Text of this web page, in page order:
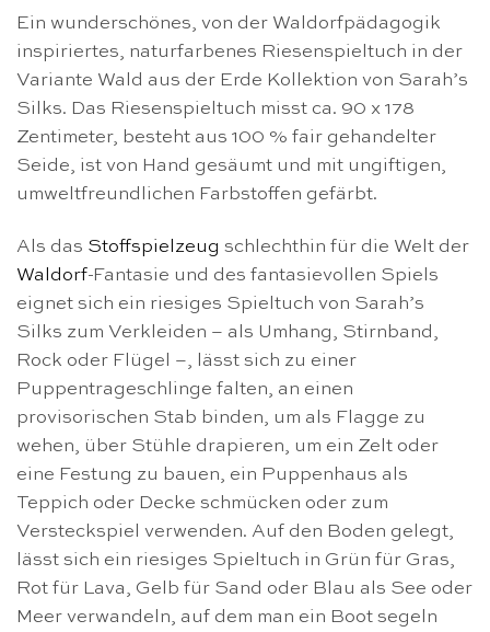
Ein wunderschönes, von der Waldorfpädagogik
inspiriertes, naturfarbenes Riesenspieltuch in der
Variante Wald aus der Erde Kollektion von Sarah’s
Silks. Das Riesenspieltuch misst ca. 90 x 178
Zentimeter, besteht aus 100 % fair gehandelter
Seide, ist von Hand gesäumt und mit ungiftigen,
umweltfreundlichen Farbstoffen gefärbt.
Als das Stoffspielzeug schlechthin für die Welt der
Waldorf-Fantasie und des fantasievollen Spiels
eignet sich ein riesiges Spieltuch von Sarah’s
Silks zum Verkleiden – als Umhang, Stirnband,
Rock oder Flügel –, lässt sich zu einer
Puppentrageschlinge falten, an einen
provisorischen Stab binden, um als Flagge zu
wehen, über Stühle drapieren, um ein Zelt oder
eine Festung zu bauen, ein Puppenhaus als
Teppich oder Decke schmücken oder zum
Versteckspiel verwenden. Auf den Boden gelegt,
lässt sich ein riesiges Spieltuch in Grün für Gras,
Rot für Lava, Gelb für Sand oder Blau als See oder
Meer verwandeln, auf dem man ein Boot segeln